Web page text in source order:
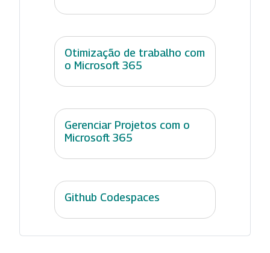
Otimização de trabalho com
o Microsoft 365
Gerenciar Projetos com o
Microsoft 365
Github Codespaces